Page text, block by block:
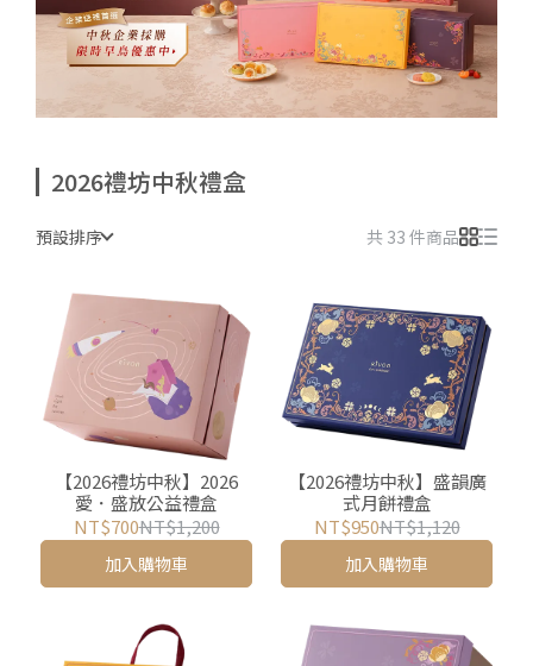
2026禮坊中秋禮盒
預設排序 共 33 件商品
【2026禮坊中秋】2026
愛．盛放公益禮盒
NT$700NT$1,200
加入購物車
【2026禮坊中秋】盛韻廣
式月餅禮盒
NT$950NT$1,120
加入購物車